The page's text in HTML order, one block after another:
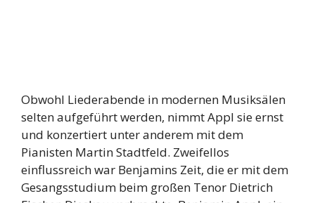
Obwohl Liederabende in modernen Musiksälen
selten aufgeführt werden, nimmt Appl sie ernst
und konzertiert unter anderem mit dem
Pianisten Martin Stadtfeld. Zweifellos
einflussreich war Benjamins Zeit, die er mit dem
Gesangsstudium beim großen Tenor Dietrich